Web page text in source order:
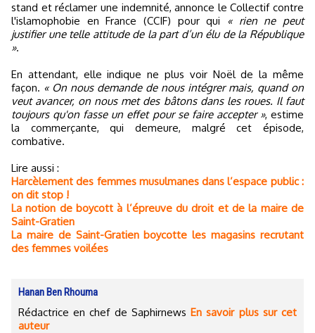
stand et réclamer une indemnité, annonce le Collectif contre
l'islamophobie en France (CCIF) pour qui
« rien ne peut
justifier une telle attitude de la part d’un élu de la République
».
En attendant, elle indique ne plus voir Noël de la même
façon. « On nous demande de nous intégrer mais, quand on
veut avancer, on nous met des bâtons dans les roues. Il faut
toujours qu'on fasse un effet pour se faire accepter », estime
la commerçante, qui demeure, malgré cet épisode,
combative.
Lire aussi :
Harcèlement des femmes musulmanes dans l’espace public :
on dit stop !
La notion de boycott à l’épreuve du droit et de la maire de
Saint-Gratien
La maire de Saint-Gratien boycotte les magasins recrutant
des femmes voilées
Hanan Ben Rhouma
Rédactrice en chef de SaphirnewsEn savoir plus sur cet
auteur